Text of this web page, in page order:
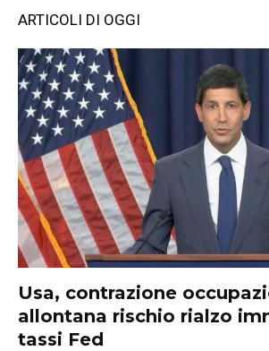
ARTICOLI DI OGGI
Usa, contrazione
allontana rischio rialzo
tassi Fed